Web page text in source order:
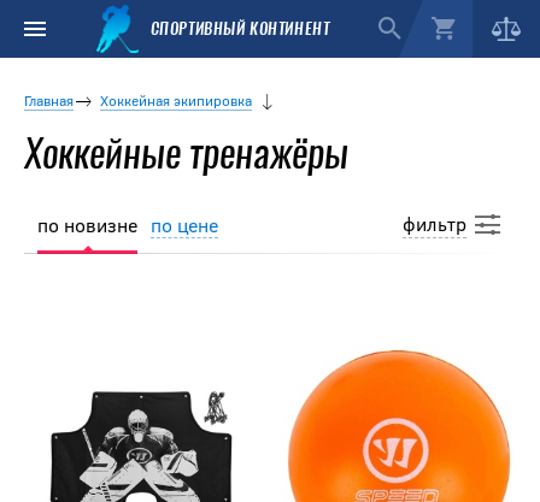
СПОРТИВНЫЙ КОНТИНЕНТ
Главная Хоккейная экипировка
Хоккейные тренажёры
фильтр
по новизне по цене